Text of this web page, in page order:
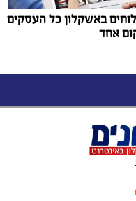
באשקלון כל העסקים
אחד